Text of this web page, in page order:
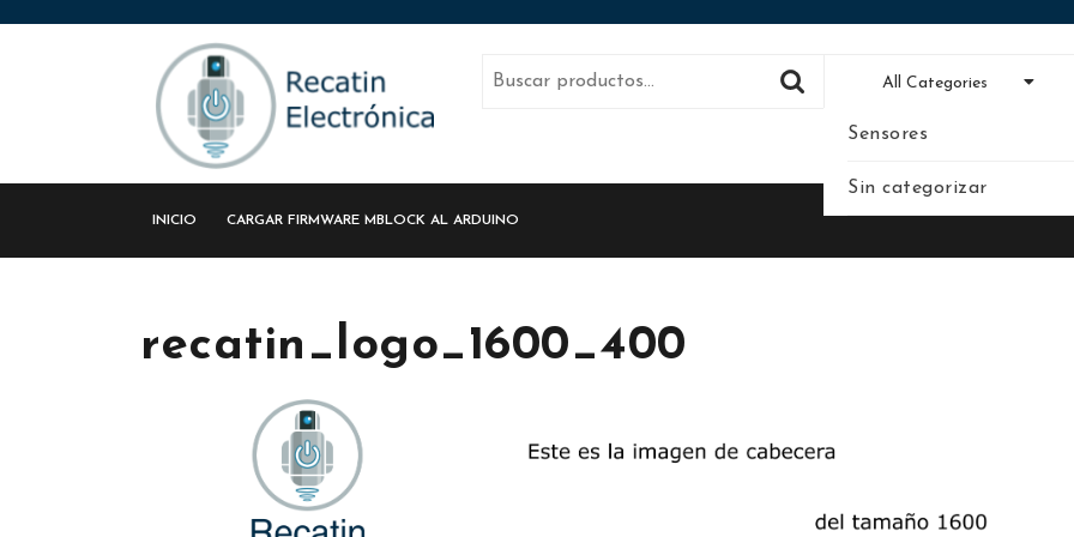
All Categories
Sensores
Sin categorizar
INICIO CARGAR FIRMWARE MBLOCK AL ARDUINO
recatin_logo_1600_400